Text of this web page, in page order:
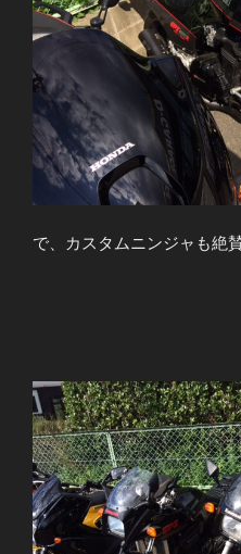
で、カスタムニンジャも絶